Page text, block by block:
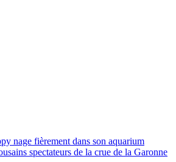
nage fièrement dans son aquarium
spectateurs de la crue de la Garonne